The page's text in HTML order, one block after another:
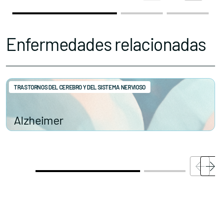
Enfermedades relacionadas
Alzheimer
TRASTORNOS DEL CEREBRO Y DEL SISTEMA NERVIOSO